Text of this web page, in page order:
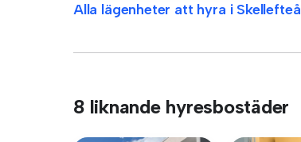
Alla lägenheter att hyra i Skellefteå
8 liknande hyresbostäder